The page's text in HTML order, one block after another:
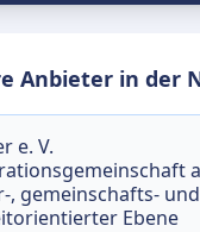
Anbieter in der
e. V.
, gemeinschafts- und
Ebene